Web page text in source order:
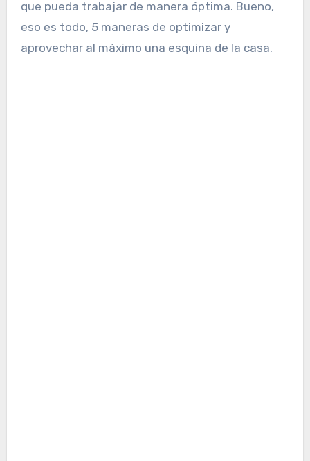
que pueda trabajar de manera óptima. Bueno,
eso es todo, 5 maneras de optimizar y
aprovechar al máximo una esquina de la casa.